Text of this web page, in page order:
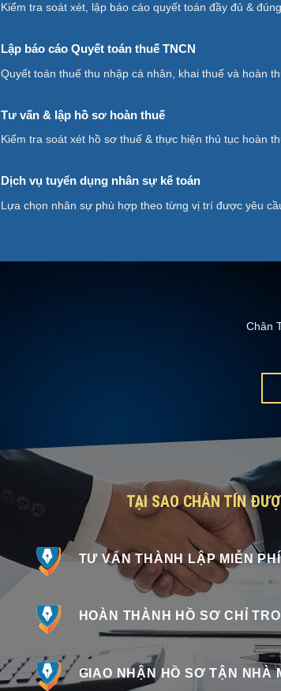
Kiểm tra soát xét, lập báo cáo quyết toán đầy đủ &
Lập báo cáo Quyết toán thuế TNCN
Quyết toán thuế thu nhập cá nhân, khai thuế và hoàn
Tư vấn & lập hồ sơ hoàn thuế
Kiểm tra soát xét hồ sơ thuế & thực hiện thủ tục hoàn
Dịch vụ tuyển dụng nhân sự kế toán
Lựa chọn nhân sự phù hợp theo từng vị trí được yêu
Chân
TẠI SAO CHÂN TÍN
TƯ VẤN THÀNH LẬP MIỄN PHÍ
HOÀN THÀNH HỒ SƠ CHỈ
GIAO NHẬN HỒ SƠ TẬN NHÀ